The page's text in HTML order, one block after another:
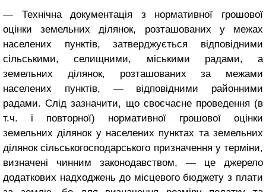
— Технічна документація з нормативної грошової
оцінки земельних ділянок, розташованих у межах
населених пунктів, затверджується відповідними
сільськими, селищними, міськими радами, а
земельних ділянок, розташованих за межами
населених пунктів, — відповідними районними
радами. Слід зазначити, що своєчасне проведення (в
т.ч. і повторної) нормативної грошової оцінки
земельних ділянок у населених пунктах та земельних
ділянок сільськогосподарського призначення у терміни,
визначені чинним законодавством, — це джерело
додаткових надходжень до місцевого бюджету з плати